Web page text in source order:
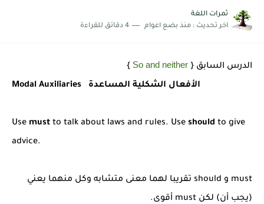
ثمرات اللغة
اخر تحديث : منذ بضع اعوام 4 دقائق للقراءة
الدرس السابق { So and neither
}
Modal Auxiliaries الأفعال الشكلية المساعدة
Use must to talk about laws and rules. Use should to give
advice.
must و should تقريبا لهما معنى متشابه وكل منهما يعني
(يجب أن) لكن must أقوى.